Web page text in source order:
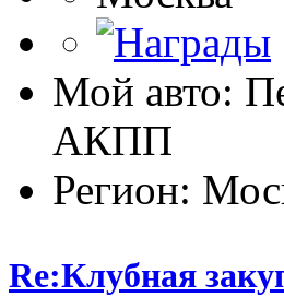
Мой авто:
АКПП
Регион:
Re:Клубная